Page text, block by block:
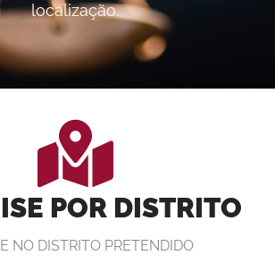
localização.
POR DISTRITO
NO DISTRITO PRETENDIDO